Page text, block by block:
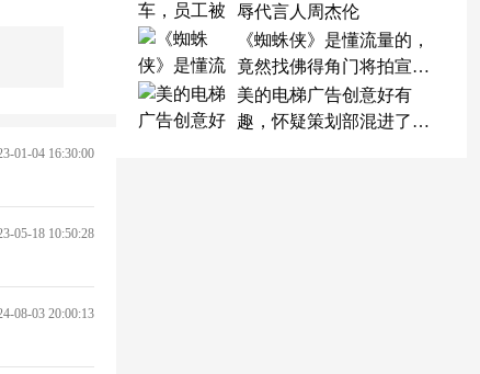
01-04 16:30:00
05-18 10:50:28
08-03 20:00:13
辱代言人周杰伦
《蜘蛛侠》是懂流量的，
竟然找佛得角门将拍宣传
片
美的电梯广告创意好有
趣，怀疑策划部混进了天